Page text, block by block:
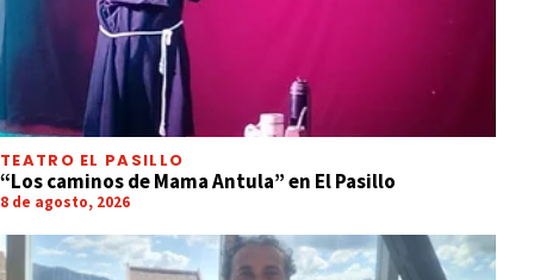
TEATRO EL PASILLO
“Los caminos de Mama Antula” en El Pasillo
8 de agosto, 2026